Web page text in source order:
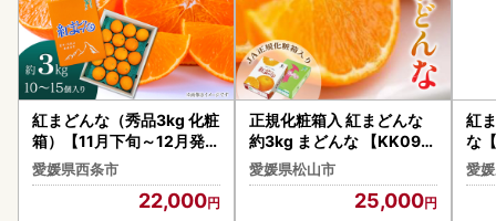
紅まどんな（秀品3kg 化粧
箱）【11月下旬～12月発送
】柑橘 愛媛 まどんな
愛媛県西条市
22,000
正規化粧箱入 紅まどんな
約3kg まどんな 【KK092
1】
愛媛県松山市
25,000
紅
な
愛